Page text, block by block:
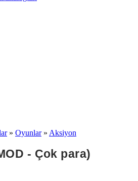
» Oyunlar» Aksiyon
- Çok para)